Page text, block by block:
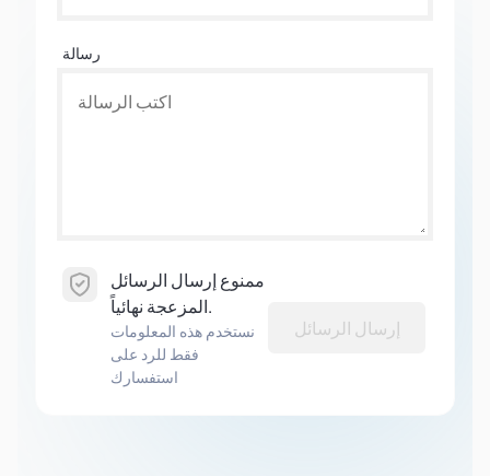
رسالة
ممنوع إرسال الرسائل
المزعجة نهائياً.
نستخدم هذه المعلومات
فقط للرد على
استفسارك
إرسال الرسائل